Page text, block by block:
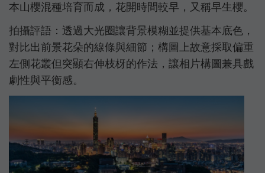
本山櫻混種培育而成，花開時間較早，又稱早生櫻。
拍攝評語：透過大光圈讓背景模糊並提供基本底色，
對比出前景花朵的線條與細節；構圖上故意採取偏重
左側花叢但突顯右伸枝枒的作法，讓相片構圖兼具戲
劇性與平衡感。